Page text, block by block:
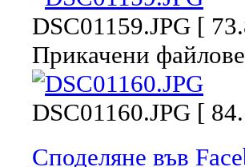
DSC01159.JPG [
Прикачени
DSC01160.JPG [
Споделяне във